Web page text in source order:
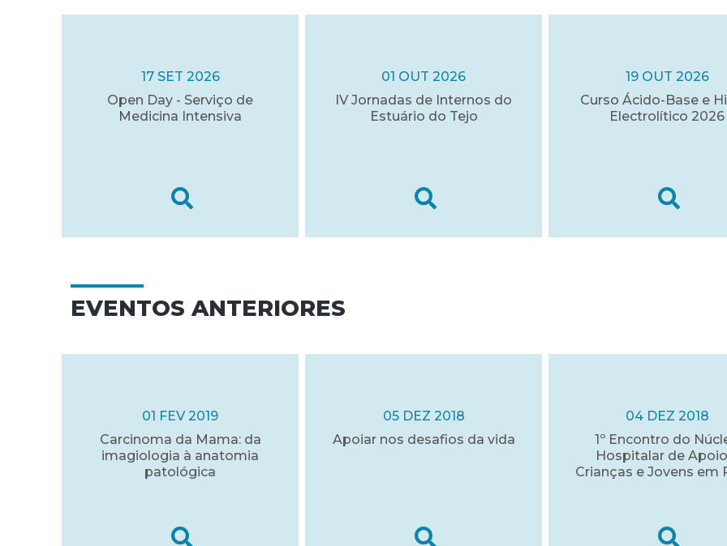
17 SET 2026
Open Day - Serviço de
Medicina Intensiva
01 OUT 2026
IV Jornadas de Internos do
Estuário do Tejo
19 OUT 2026
Curso Ácido-Base e
Electrolítico 2026
EVENTOS ANTERIORES
01 FEV 2019
Carcinoma da Mama: da
imagiologia à anatomia
patológica
05 DEZ 2018
Apoiar nos desafios da vida
04 DEZ 2018
1º Encontro do
Hospitalar de
Crianças e Jovens em